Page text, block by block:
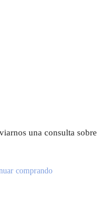
una consulta sobre
comprando